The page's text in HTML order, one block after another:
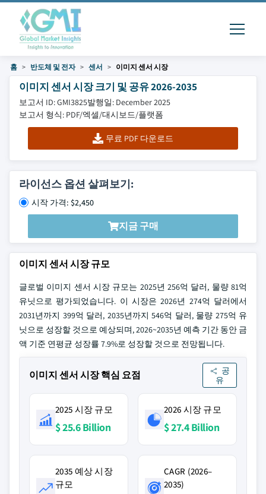
홈 반도체 및 전자 센서 이미지 센서 시장
이미지 센서 시장 크기 및 공유 2026-2035
보고서 ID: GMI3825발행일: December 2025
보고서 형식: PDF/엑셀/대시보드/플랫폼
무료 PDF 다운로드
라이선스 옵션 살펴보기:
시작 가격: $2,450
지금 구매
이미지 센서 시장 규모
글로벌 이미지 센서 시장 규모는 2025년 256억 달러, 물량 81억
유닛으로 평가되었습니다. 이 시장은 2026년 274억 달러에서
2031년까지 399억 달러, 2035년까지 546억 달러, 물량 275억 유
닛으로 성장할 것으로 예상되며, 2026~2035년 예측 기간 동안 금
액 기준 연평균 성장률 7.9%로 성장할 것으로 전망됩니다.
이미지 센서 시장 핵심 요점
공
유
2025 시장 규모
$ 25.6 Billion
2026 시장 규모
$ 27.4 Billion
2035 예상 시장
규모
CAGR (2026–
2035)